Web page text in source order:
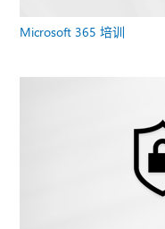
Microsoft 365 培训